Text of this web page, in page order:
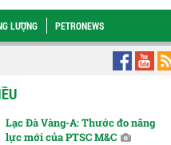
LƯỢNG PETRONEWS
Hoàn thiện cơ chế phân quyền,
Lạc Đà Vàng-A: Thước đo năng
lực mới của PTSC M&C